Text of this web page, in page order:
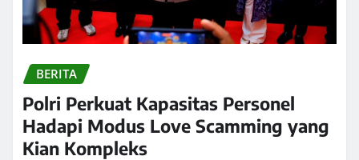
BERITA
Polri Perkuat Kapasitas Personel
Hadapi Modus Love Scamming yang
Kian Kompleks